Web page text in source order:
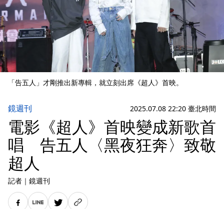
「告五人」才剛推出新專輯，就立刻出席《超人》首映。
鏡週刊 2025.07.08 22:20 臺北時間
電影《超人》首映變成新歌首
唱 告五人〈黑夜狂奔〉致敬
超人
記者 ｜ 鏡週刊